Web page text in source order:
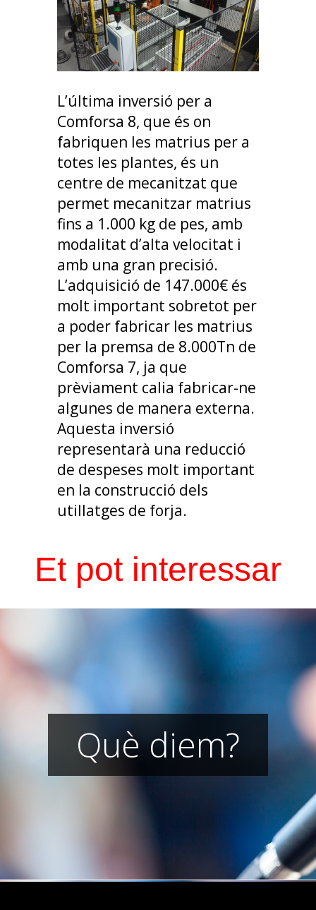
L’última inversió per a
Comforsa 8, que és on
fabriquen les matrius per a
totes les plantes, és un
centre de mecanitzat que
permet mecanitzar matrius
fins a 1.000 kg de pes, amb
modalitat d’alta velocitat i
amb una gran precisió.
L’adquisició de 147.000€ és
molt important sobretot per
a poder fabricar les matrius
per la premsa de 8.000Tn de
Comforsa 7, ja que
prèviament calia fabricar-ne
algunes de manera externa.
Aquesta inversió
representarà una reducció
de despeses molt important
en la construcció dels
utillatges de forja.
Et pot interessar
Què diem?